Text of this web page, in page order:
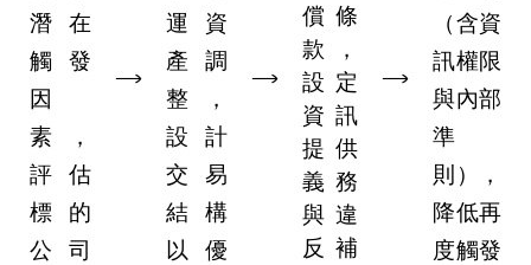
𐃘 𐃘 𐃘
潛在
觸發
因
素，
評估
標的
公司
運資
產調
整，
設計
交易
結構
以優
償條
款，
設定
資訊
提供
義務
與違
反補
（含資
訊權限
與內部
準
則），
降低再
度觸發